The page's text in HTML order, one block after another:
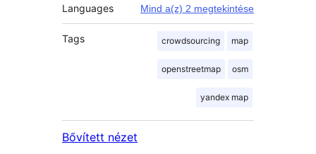
Languages Mind a(z) 2 megtekintése
Tags crowdsourcing map
openstreetmap osm
yandex map
Bővített nézet